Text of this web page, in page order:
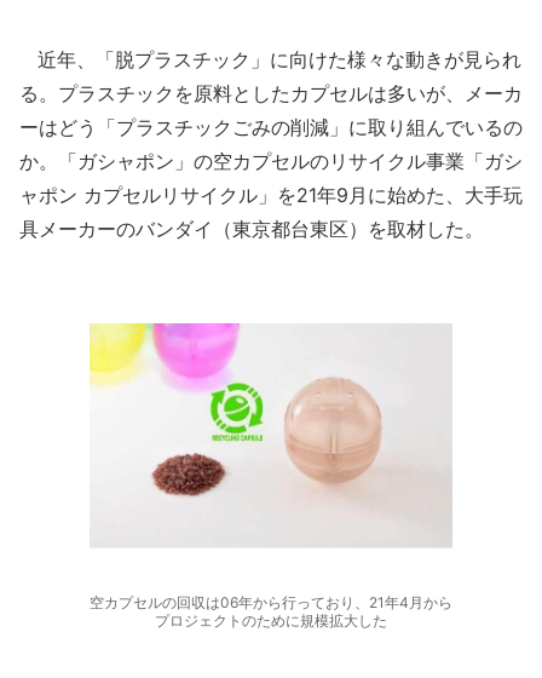
近年、「脱プラスチック」に向けた様々な動きが見られ
る。プラスチックを原料としたカプセルは多いが、メーカ
ーはどう「プラスチックごみの削減」に取り組んでいるの
か。「ガシャポン」の空カプセルのリサイクル事業「ガシ
ャポン カプセルリサイクル」を21年9月に始めた、大手玩
具メーカーのバンダイ（東京都台東区）を取材した。
空カプセルの回収は06年から行っており、21年4月から
プロジェクトのために規模拡大した